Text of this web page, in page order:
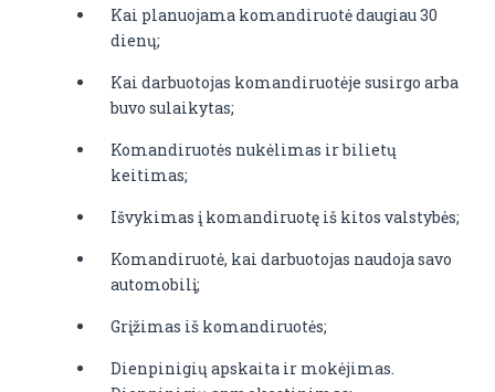
Kai planuojama komandiruotė daugiau 30
dienų;
Kai darbuotojas komandiruotėje susirgo arba
buvo sulaikytas;
Komandiruotės nukėlimas ir bilietų
keitimas;
Išvykimas į komandiruotę iš kitos valstybės;
Komandiruotė, kai darbuotojas naudoja savo
automobilį;
Grįžimas iš komandiruotės;
Dienpinigių apskaita ir mokėjimas.